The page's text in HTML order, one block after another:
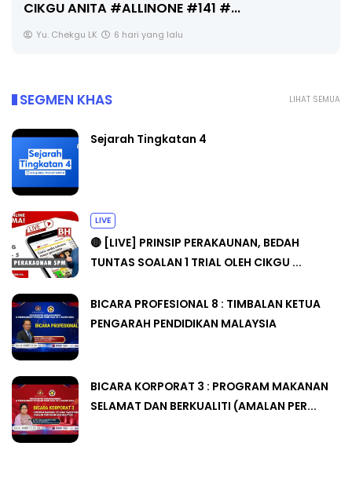
LIHAT SEMUA
SEGMEN KHAS
Sejarah Tingkatan 4
LIVE
🔴 [LIVE] PRINSIP PERAKAUNAN, BEDAH
TUNTAS SOALAN 1 TRIAL OLEH CIKGU ...
BICARA PROFESIONAL 8 : TIMBALAN KETUA
PENGARAH PENDIDIKAN MALAYSIA
BICARA KORPORAT 3 : PROGRAM MAKANAN
SELAMAT DAN BERKUALITI (AMALAN PER...